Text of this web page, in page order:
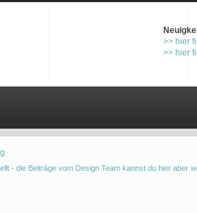
>> hier
>> hier
- die Beiträge vom Design Team kannst du hier aber